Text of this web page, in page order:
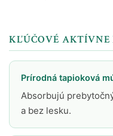
KĽÚČOVÉ
Prírodná tapioková
Absorbujú
a bez lesku.